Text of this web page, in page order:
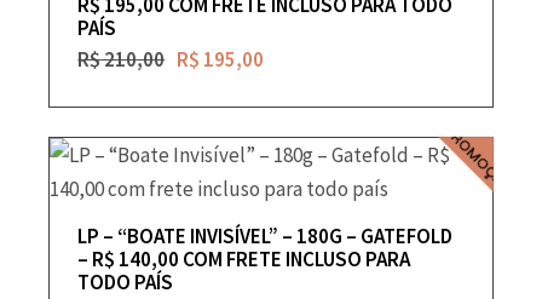
PAÍS
R$210,00 R$ 195,00
PROMOÇÃO
LP – “BOATE INVISÍVEL” – 180G – GATEFOLD
– R$ 140,00 COM FRETE INCLUSO PARA
TODO PAÍS